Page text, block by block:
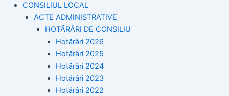
CONSILIUL LOCAL
ACTE ADMINISTRATIVE
HOTĂRÂRI DE CONSILIU
Hotărâri 2026
Hotărâri 2025
Hotărâri 2024
Hotărâri 2023
Hotărâri 2022